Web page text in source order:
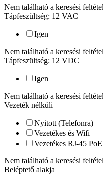
Nem található a keresési
Tápfeszültség: 12 VAC
Igen
Nem található a keresési
Tápfeszültség: 12 VDC
Igen
Nem található a keresési
Vezeték nélküli
Nyitott (Telefonra)
Vezetékes és Wifi
Vezetékes RJ-45
Nem található a keresési
Beléptető alakja